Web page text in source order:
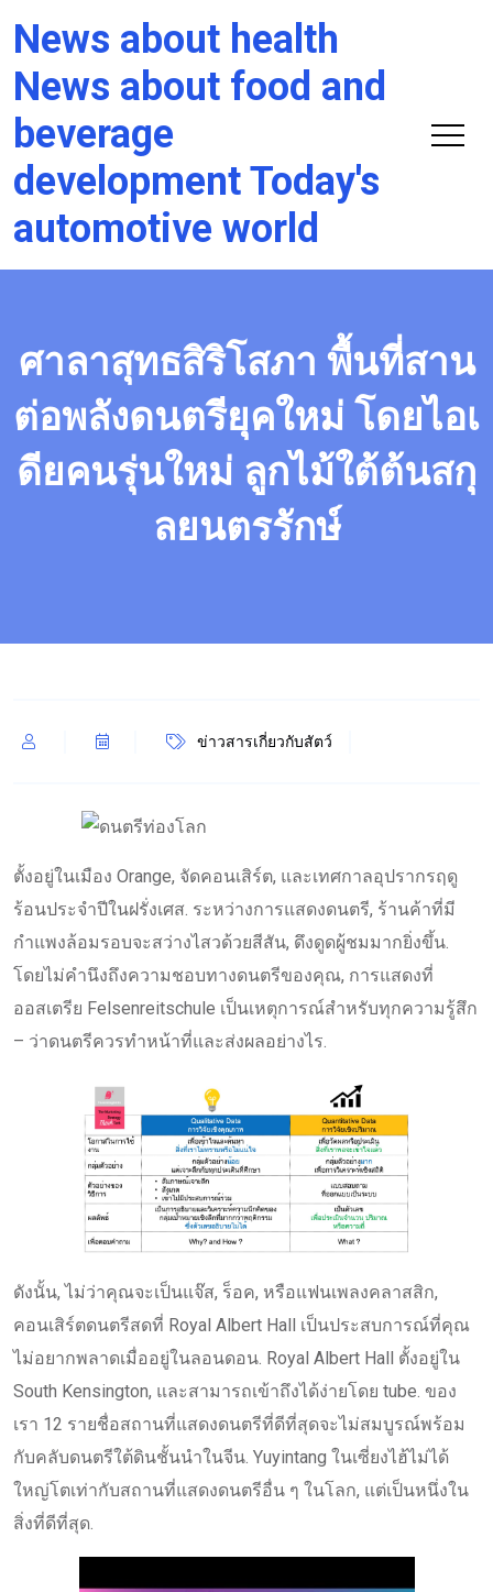
News about health
News about food and
beverage
development Today's
automotive world
ศาลาสุทธสิริโสภา พื้นที่สาน
ต่อพลังดนตรียุคใหม่ โดยไอเ
ดียคนรุ่นใหม่ ลูกไม้ใต้ต้นสกุ
ลยนตรรักษ์
ข่าวสารเกี่ยวกับสัตว์
ตั้งอยู่ในเมือง Orange, จัดคอนเสิร์ต, และเทศกาลอุปรากรฤดู
ร้อนประจำปีในฝรั่งเศส. ระหว่างการแสดงดนตรี, ร้านค้าที่มี
กำแพงล้อมรอบจะสว่างไสวด้วยสีสัน, ดึงดูดผู้ชมมากยิ่งขึ้น.
โดยไม่คำนึงถึงความชอบทางดนตรีของคุณ, การแสดงที่
ออสเตรีย Felsenreitschule เป็นเหตุการณ์สำหรับทุกความรู้สึก
– ว่าดนตรีควรทำหน้าที่และส่งผลอย่างไร.
ดังนั้น, ไม่ว่าคุณจะเป็นแจ๊ส, ร็อค, หรือแฟนเพลงคลาสสิก,
คอนเสิร์ตดนตรีสดที่ Royal Albert Hall เป็นประสบการณ์ที่คุณ
ไม่อยากพลาดเมื่ออยู่ในลอนดอน. Royal Albert Hall ตั้งอยู่ใน
South Kensington, และสามารถเข้าถึงได้ง่ายโดย tube. ของ
เรา 12 รายชื่อสถานที่แสดงดนตรีที่ดีที่สุดจะไม่สมบูรณ์พร้อม
กับคลับดนตรีใต้ดินชั้นนำในจีน. Yuyintang ในเซี่ยงไฮ้ไม่ได้
ใหญ่โตเท่ากับสถานที่แสดงดนตรีอื่น ๆ ในโลก, แต่เป็นหนึ่งใน
สิ่งที่ดีที่สุด.